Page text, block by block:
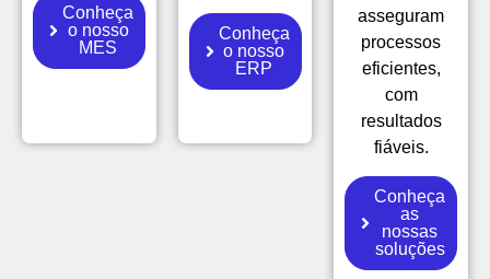
Conheça
o nosso
MES
Conheça
o nosso
ERP
asseguram
processos
eficientes,
com
resultados
fiáveis.
Conheça
as
nossas
soluções